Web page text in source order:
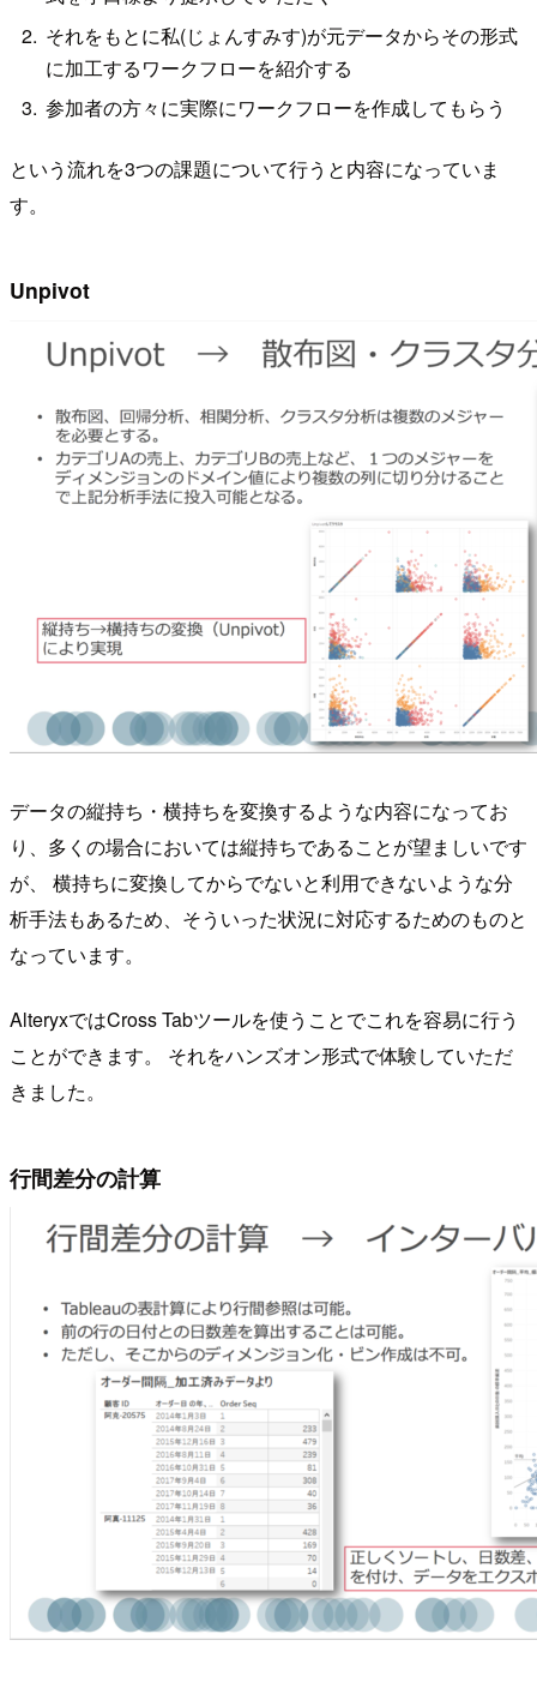
それをもとに私(じょんすみす)が元データからその形式
に加工するワークフローを紹介する
参加者の方々に実際にワークフローを作成してもらう
という流れを3つの課題について行うと内容になっていま
す。
Unpivot
データの縦持ち・横持ちを変換するような内容になってお
り、多くの場合においては縦持ちであることが望ましいです
が、 横持ちに変換してからでないと利用できないような分
析手法もあるため、そういった状況に対応するためのものと
なっています。
AlteryxではCross Tabツールを使うことでこれを容易に行う
ことができます。 それをハンズオン形式で体験していただ
きました。
行間差分の計算